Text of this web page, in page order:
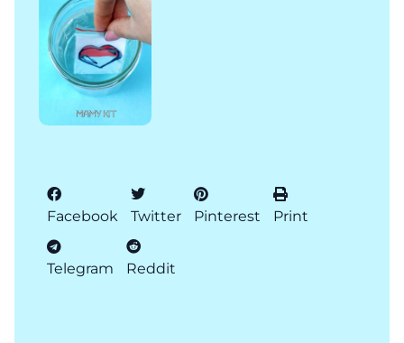
Facebook Twitter Pinterest Print
Telegram Reddit